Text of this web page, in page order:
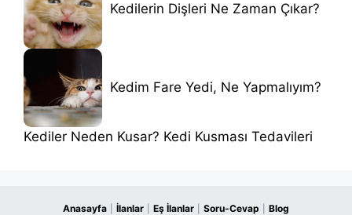
Kedilerin Dişleri Ne Zaman Çıkar?
Kedim Fare Yedi, Ne Yapmalıyım?
Kediler Neden Kusar? Kedi Kusması Tedavileri
Anasayfa İlanlar Eş İlanlar Soru-Cevap Blog